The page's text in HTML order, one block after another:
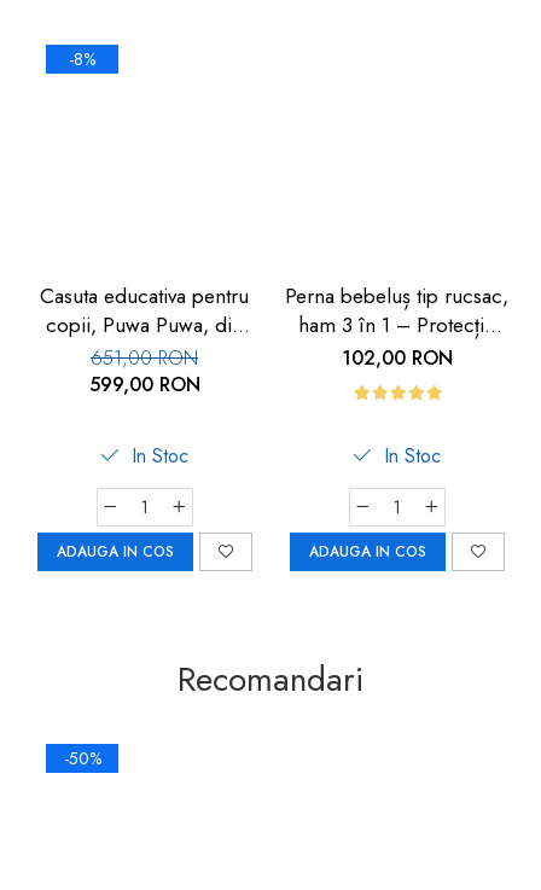
-8%
Casuta educativa pentru
copii, Puwa Puwa, din
spuma
651,00 RON
599,00 RON
In Stoc
ADAUGA IN COS
Perna bebeluș tip rucsac,
ham 3 în 1 – Protecție
cap și spate cu design
avion
102,00 RON
In Stoc
ADAUGA IN COS
Recomandari
-50%